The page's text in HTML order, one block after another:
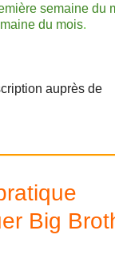
semaine du
du mois.
auprès de
Big